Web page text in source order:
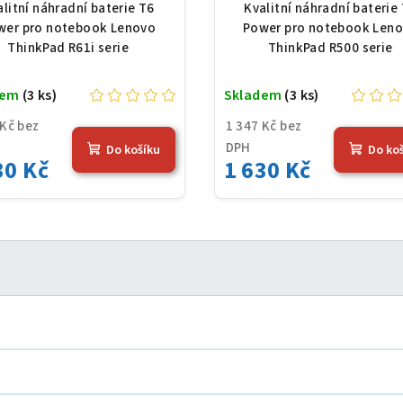
Li-Ion, 10,8 V, 7800
(84 Wh), černá
náhradní baterie T6
pro notebook Lenovo
ThinkPad R61i serie
bez
Kč
(3 ks)
Do košíku
serie, Li-Ion, 10,8 V,
mAh (84 Wh),
Kvalitní náhradní baterie
Power pro notebook
ThinkPad R500 serie
1 347 Kč bez
DPH
1 630 Kč
Skladem (3 ks)
Do